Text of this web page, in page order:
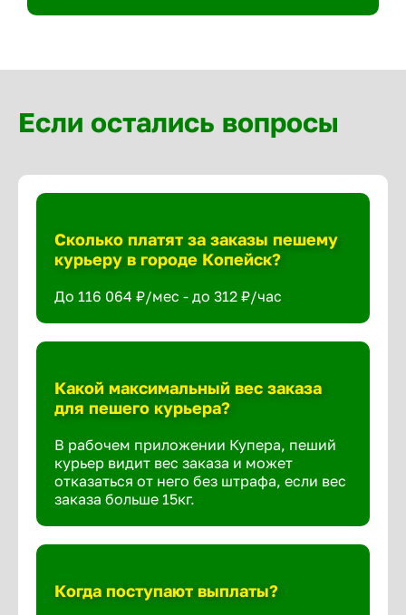
Если остались вопросы
Сколько платят за заказы пешему
курьеру в городе Копейск?
До 116 064 ₽/мес - до 312 ₽/час
Какой максимальный вес заказа
для пешего курьера?
В рабочем приложении Купера, пеший
курьер видит вес заказа и может
отказаться от него без штрафа, если вес
заказа больше 15кг.
Когда поступают выплаты?